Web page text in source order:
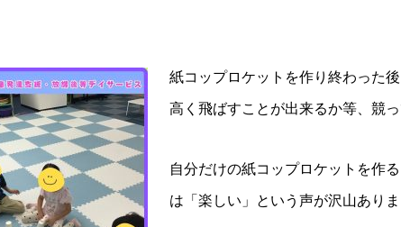
紙コップロケットを作り終わった
高く飛ばすことが出来るか等、競
自分だけの紙コップロケットを作
は「楽しい」という声が沢山ありま